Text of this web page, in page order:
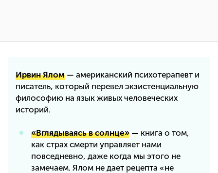
Ирвин Ялом — американский психотерапевт и
писатель, который перевел экзистенциальную
философию на язык живых человеческих
историй.
«Вглядываясь в солнце» — книга о том,
как страх смерти управляет нами
повседневно, даже когда мы этого не
замечаем. Ялом не дает рецепта «не